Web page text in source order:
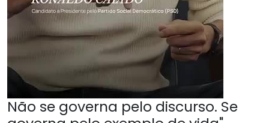
Não se governa pelo discurso. Se